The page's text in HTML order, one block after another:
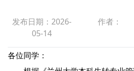
发布日期：2026-
05-14
作者：
各位同学：